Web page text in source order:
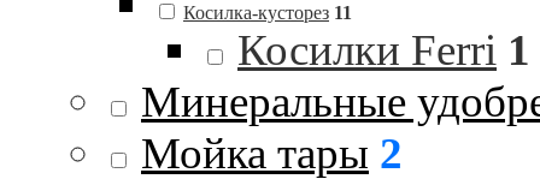
Косилка-кусторез 11
Косилки Ferri 1
Минеральные
Мойка тары 2